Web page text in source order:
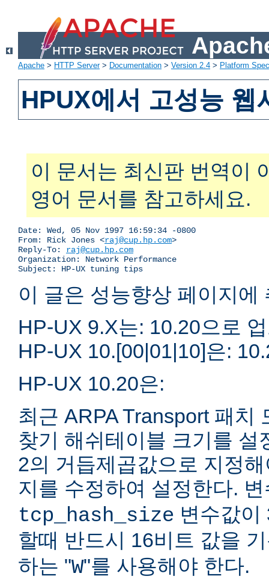
Apache > HTTP Server> Documentation > Version 2.4 > Platform
HPUX에서 고성능 웹
이 문서는 최신판 번역이
영어 문서를 참고하세요.
Date: Wed, 05 Nov 1997 16:59:34 -0800
From: Rick Jones <raj@cup.hp.com>
Reply-To: raj@cup.hp.com
Organization: Network Performance
Subject: HP-UX tuning tips
이 글은 성능향상 페이지
HP-UX 9.X는: 10.20으로
HP-UX 10.[00|01|10]은:
HP-UX 10.20은:
최근 ARPA Transport 패치
찾기 해쉬테이블 크기를
2의 거듭제곱값으로 지정
지를 수정하여 설정한다.
tcp_hash_size 변수값이
할때 반드시 16비트 값을
하는 "W"를 사용해야 한다.